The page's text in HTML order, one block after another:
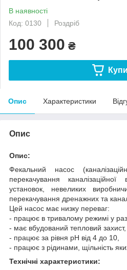
В наявності
Код: 0130
Роздріб
100 300 ₴
Опис Характеристики
Опис
Опис:
Фекальний насос
перекачування
установок, невеликих
перекачування дренажних та
Цей насос має низку переваг:
- працює в тривалому режимі у
- має вбудований тепловий захист,
- працює за рівня pH від 4 до 10,
- працює з рідинами, щільність
Технічні характеристики: